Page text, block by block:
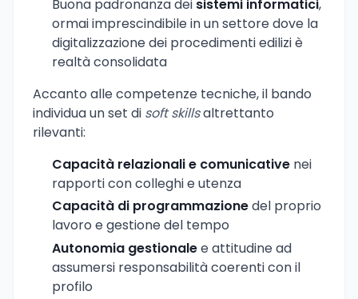
Buona padronanza dei sistemi informatici,
ormai imprescindibile in un settore dove la
digitalizzazione dei procedimenti edilizi è
realtà consolidata
Accanto alle competenze tecniche, il bando
individua un set di soft skillsaltrettanto
rilevanti:
Capacità relazionali e comunicative nei
rapporti con colleghi e utenza
Capacità di programmazionedel proprio
lavoro e gestione del tempo
Autonomia gestionalee attitudine ad
assumersi responsabilità coerenti con il
profilo